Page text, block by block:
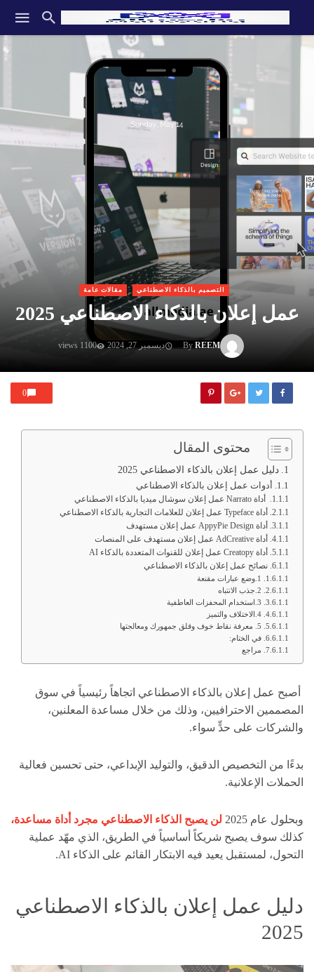
التصميم بالذكاء الاصطناعي مقالات عامة
عمل إعلان بالذكاء الاصطناعي 2025
ByREEM ديسمبر 27, 2024 1100 views
0
محتوى المقال
دليل عمل إعلان بالذكاء الاصطناعي 2025
أدوات عمل إعلان بالذكاء الاصطناعي
أداة Narrato عمل إعلان سوشال ميديا بالذكاء الاصطناعي
أداة Typeface عمل إعلان للعلامات التجارية بالذكاء الاصطناعي
أداة AppyPie Design عمل إعلان مستهدف
أداة AdCreative عمل إعلان مستهدف على المنصات
أداة Creatopy عمل إعلان للقنوات المتعددة بالذكاء AI
نصائح عمل إعلان بالذكاء الاصطناعي
1.وضع عبارات مقنعة
2.جذب الانتباه
3.استخدام المحفزات العاطفية
4.الاختلاف والتميز
5. معرفة نقاط خوف وقلق جمهورك ومعالجتها
في الختام:
مراجع
أصبح عمل إعلان بالذكاء الاصطناعي اتجاهاً رئيسياً في سوق
المصممين الاحترافيين، وذلك من خلال مساعدة المعلنين،
والشركات على حدٍّ سواء.
بدءًا من التخصيص الدقيق، والتوليد الإبداعي، حتى تحسين فعالية
الحملات الإعلانية.
وبحلول عام 2025
لن يصبح الذكاء الاصطناعي مجرد أداة مساعدة،
كذلك سوف يصبح شريكاً أساسياً في الطريق، الذي مهّد عملية
التحول، لمستقبل يعيد فيه الابتكار القائم على الذكاء AI.
دليل عمل إعلان بالذكاء الاصطناعي
2025